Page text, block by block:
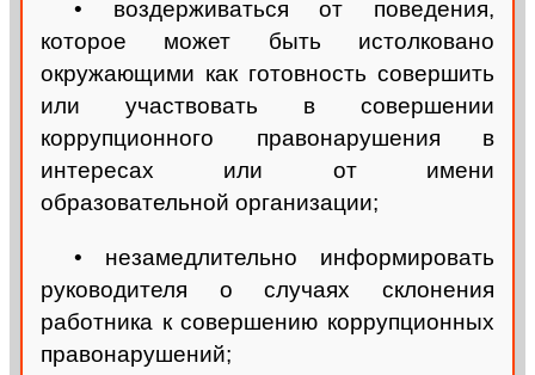
• воздерживаться от поведения,
которое может быть истолковано
окружающими как готовность совершить
или участвовать в совершении
коррупционного правонарушения в
интересах или от имени
образовательной организации;
• незамедлительно информировать
руководителя о случаях склонения
работника к совершению коррупционных
правонарушений;